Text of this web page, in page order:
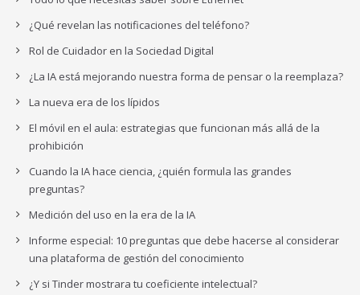
¿Qué revelan las notificaciones del teléfono?
Rol de Cuidador en la Sociedad Digital
¿La IA está mejorando nuestra forma de pensar o la reemplaza?
La nueva era de los lípidos
El móvil en el aula: estrategias que funcionan más allá de la
prohibición
Cuando la IA hace ciencia, ¿quién formula las grandes
preguntas?
Medición del uso en la era de la IA
Informe especial: 10 preguntas que debe hacerse al considerar
una plataforma de gestión del conocimiento
¿Y si Tinder mostrara tu coeficiente intelectual?